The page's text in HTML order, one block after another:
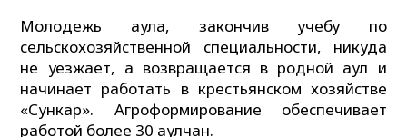
Молодежь аула, закончив учебу по
сельскохозяйственной специальности, никуда
не уезжает, а возвращается в родной аул и
начинает работать в крестьянском хозяйстве
«Сункар». Агроформирование обеспечивает
работой более 30 аулчан.